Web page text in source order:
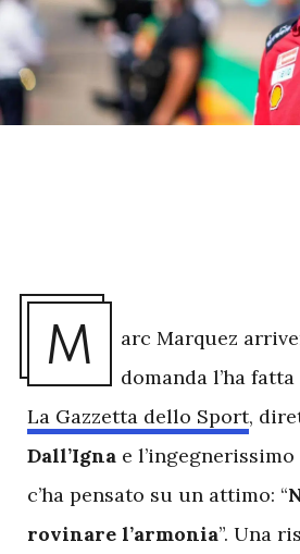
M
arc Marquez
domanda l’ha
La Gazzetta dello Sport,
Dall’Igna e
c’ha pensato su un attimo: “
rovinare l’armonia”. Una